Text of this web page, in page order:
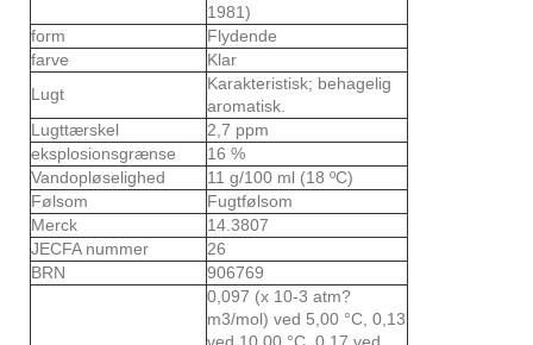
1981)
form
Flydende
farve
Klar
Lugt
Karakteristisk; behagelig
aromatisk.
Lugttærskel
2,7 ppm
eksplosionsgrænse
16 %
Vandopløselighed
11 g/100 ml (18 ºC)
Følsom
Fugtfølsom
Merck
14.3807
JECFA nummer
26
BRN
906769
0,097 (x 10-3 atm?
m3/mol) ved 5,00 °C, 0,13
ved 10,00 °C, 0,17 ved